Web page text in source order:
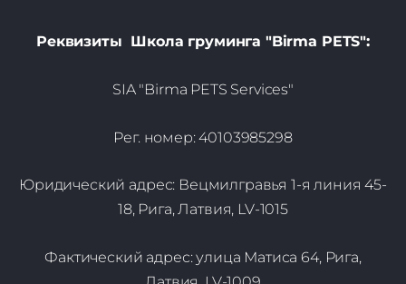
Реквизиты Школа груминга "Birma PETS":
SIA "Birma PETS Services"
Рег. номер: 40103985298
Юридический адрес: Вецмилгравья 1-я линия 45-
18, Рига, Латвия, LV-1015
Фактический адрес: улица Матиса 64, Рига,